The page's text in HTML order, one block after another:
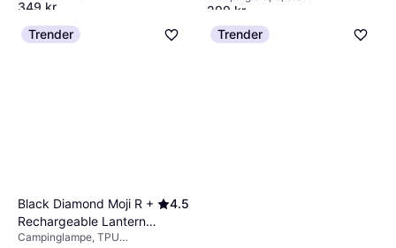
349 kr. 299 kr.
9+ butikker
Trender
Black Diamond Moji R +
Rechargeable Lantern
Azurite
4.5
Campinglampe, TPU
Trender